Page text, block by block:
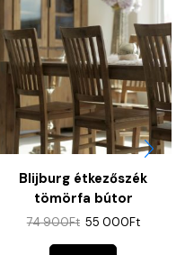
Blijburg étkezőszék
tömörfa bútor
74 900Ft 55 000Ft